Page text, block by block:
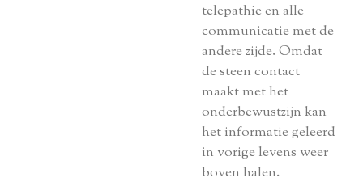
telepathie en alle
communicatie met de
andere zijde. Omdat
de steen contact
maakt met het
onderbewustzijn kan
het informatie geleerd
in vorige levens weer
boven halen.